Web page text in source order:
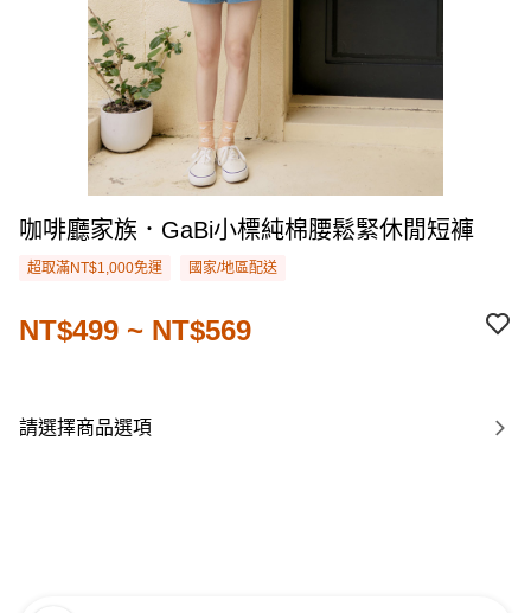
咖啡廳家族．GaBi小標純棉腰鬆緊休閒短褲
超取滿NT$1,000免運 國家/地區配送
NT$499 ~ NT$569
請選擇商品選項